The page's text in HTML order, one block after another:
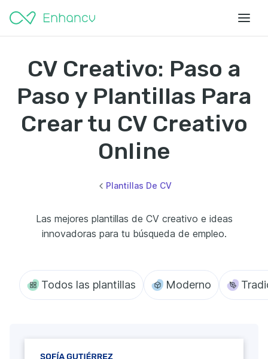
CV Creativo: Paso a
Paso y Plantillas Para
Crear tu CV Creativo
Online
Plantillas De CV
Las mejores plantillas de CV creativo e ideas
innovadoras para tu búsqueda de empleo.
Todos las plantillas Moderno